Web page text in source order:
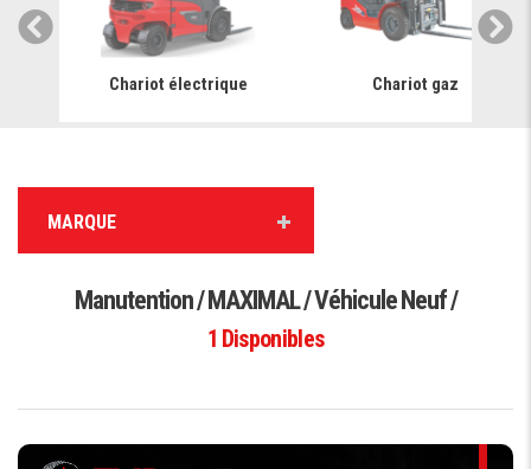
Chariot électrique Chariot gaz
MARQUE
Manutention / MAXIMAL / Véhicule Neuf /
1 Disponibles